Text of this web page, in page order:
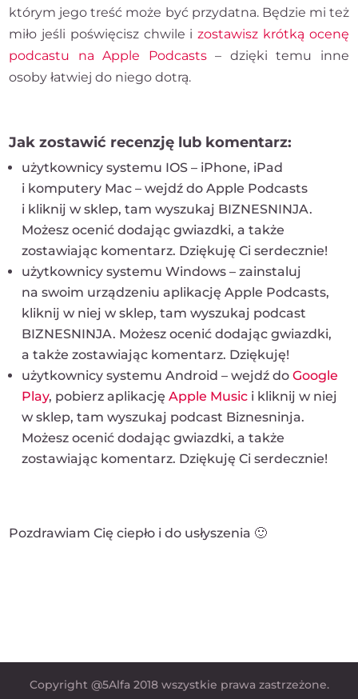
którym jego treść może być przydatna. Będzie mi też
miło jeśli poświęcisz chwile izostawisz krótką ocenę
podcastu na Apple Podcasts– dzięki temu inne
osoby łatwiej do niego dotrą.
Jak zostawić recenzję lub komentarz:
użytkownicy systemu IOS – iPhone, iPad
i komputery Mac – wejdź do Apple Podcasts
i kliknij w sklep, tam wyszukaj BIZNESNINJA.
Możesz ocenić dodając gwiazdki, a także
zostawiając komentarz. Dziękuję Ci serdecznie!
użytkownicy systemu Windows – zainstaluj
na swoim urządzeniu aplikację Apple Podcasts,
kliknij w niej w sklep, tam wyszukaj podcast
BIZNESNINJA. Możesz ocenić dodając gwiazdki,
a także zostawiając komentarz. Dziękuję!
użytkownicy systemu Android – wejdź doGoogle
Play, pobierz aplikacjęApple Music i kliknij w niej
w sklep, tam wyszukaj podcast Biznesninja.
Możesz ocenić dodając gwiazdki, a także
zostawiając komentarz. Dziękuję Ci serdecznie!
Pozdrawiam Cię ciepło i do usłyszenia 🙂
Copyright @5Alfa 2018 wszystkie prawa zastrzeżone.